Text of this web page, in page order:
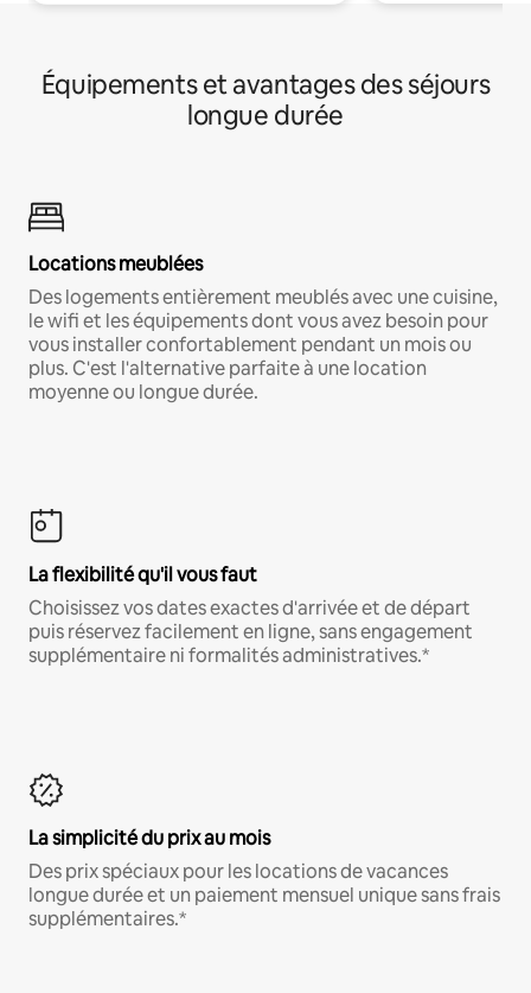
Équipements et avantages des séjours
longue durée
Locations meublées
Des logements entièrement meublés avec une cuisine,
le wifi et les équipements dont vous avez besoin pour
vous installer confortablement pendant un mois ou
plus. C'est l'alternative parfaite à une location
moyenne ou longue durée.
La flexibilité qu'il vous faut
Choisissez vos dates exactes d'arrivée et de départ
puis réservez facilement en ligne, sans engagement
supplémentaire ni formalités administratives.*
La simplicité du prix au mois
Des prix spéciaux pour les locations de vacances
longue durée et un paiement mensuel unique sans frais
supplémentaires.*